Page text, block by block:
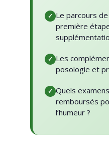
Le parcours
première
Les
posologie et
Quels
remboursés
l’humeur ?